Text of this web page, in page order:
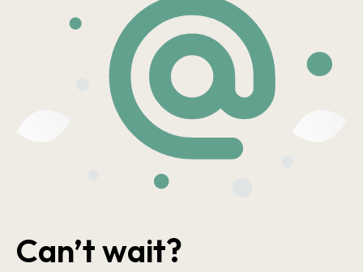
Can’t wait?